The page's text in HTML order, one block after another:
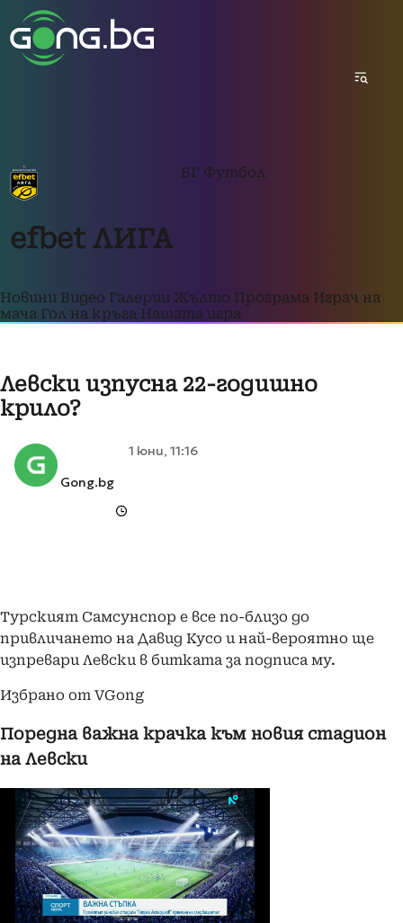
БГ Футбол
efbet ЛИГА
Новини Видео Галерии Жълто Програма Играч на
мача Гол на кръга Нашата игра
Левски изпусна 22-годишно
крило?
Gong.bg
1 юни, 11:16
Турският Самсунспор е все по-близо до
привличането на Давид Кусо и най-вероятно ще
изпревари Левски в битката за подписа му.
Избрано от VGong
Поредна важна крачка към новия стадион
на Левски